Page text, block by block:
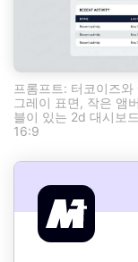
프롬프트: 터코이즈
그레이 표면, 작은 앰
블이 있는 2d 대시보
16:9